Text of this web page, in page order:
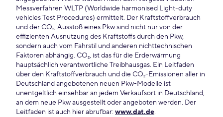
Messverfahren WLTP (Worldwide harmonised Light-duty
vehicles Test Procedures) ermittelt. Der Kraftstoffverbrauch
und der CO₂, Ausstoß eines Pkw sind nicht nur von der
effizienten Ausnutzung des Kraftstoffs durch den Pkw,
sondern auch vom Fahrstil und anderen nichttechnischen
Faktoren abhängig. CO₂, ist das für die Erderwärmung
hauptsächlich verantwortliche Treibhausgas. Ein Leitfaden
über den Kraftstoffverbrauch und die CO₂-Emissionen aller in
Deutschland angebotenen neuen Pkw-Modelle ist
unentgeltlich einsehbar an jedem Verkaufsort in Deutschland,
an dem neue Pkw ausgestellt oder angeboten werden. Der
Leitfaden ist auch hier abrufbar: www.dat.de.